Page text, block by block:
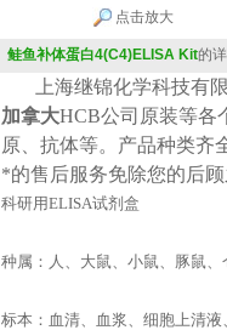
点击放大
鲑鱼补体蛋白4(C4)ELISA Kit的
上海继锦化学科技有限
加拿大HCB公司原装等各
原、抗体等。产品种类齐
*的售后服务免除您的后
科研用ELISA试剂盒
种属：人、大鼠、小鼠、豚鼠
标本：血清、血浆、细胞上清